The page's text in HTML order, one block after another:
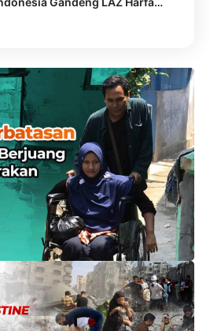
Off Meeting Program